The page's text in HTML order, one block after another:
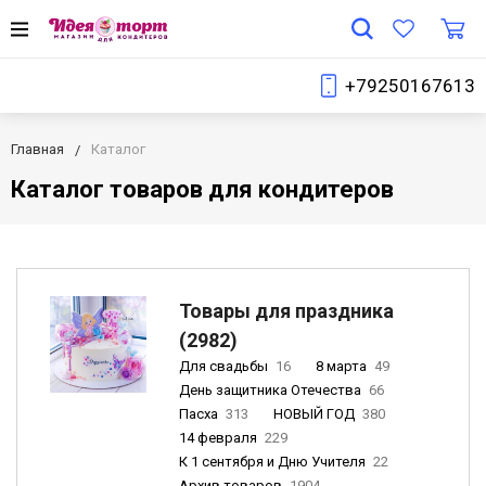
+79250167613
Главная Каталог
Каталог товаров для кондитеров
Товары для праздника
(2982)
Для свадьбы 16 8 марта 49
День защитника Отечества 66
Пасха 313 НОВЫЙ ГОД 380
14 февраля 229
К 1 сентября и Дню Учителя 22